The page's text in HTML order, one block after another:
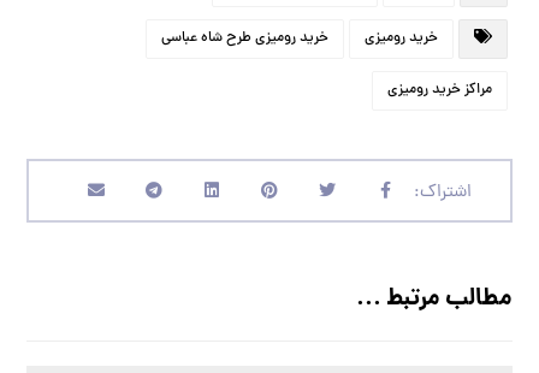
خرید رومیزی خرید رومیزی طرح شاه عباسی
مراکز خرید رومیزی
مطالب مرتبط ...